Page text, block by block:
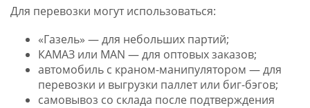
Для перевозки могут использоваться:
«Газель» — для небольших партий;
КАМАЗ или MAN — для оптовых заказов;
автомобиль с краном-манипулятором — для
перевозки и выгрузки паллет или биг-бэгов;
самовывоз со склада после подтверждения